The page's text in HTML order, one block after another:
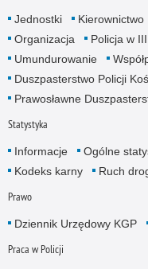
Jednostki Kierownictwo
Organizacja
Policja w
Umundurowanie
Duszpasterstwo Policji
Prawosławne
Statystyka
Informacje Ogólne
Kodeks karny
Ruch
Prawo
Dziennik Urzędowy KGP
Praca w Policji